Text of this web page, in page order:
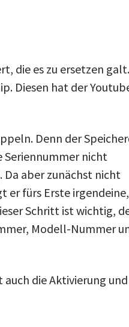
die es zu ersetzen galt.
Diesen hat der
Denn der
Seriennummer nicht
aber zunächst nicht
er fürs Erste
Schritt ist wichtig,
Modell-Nummer
die Aktivierung und